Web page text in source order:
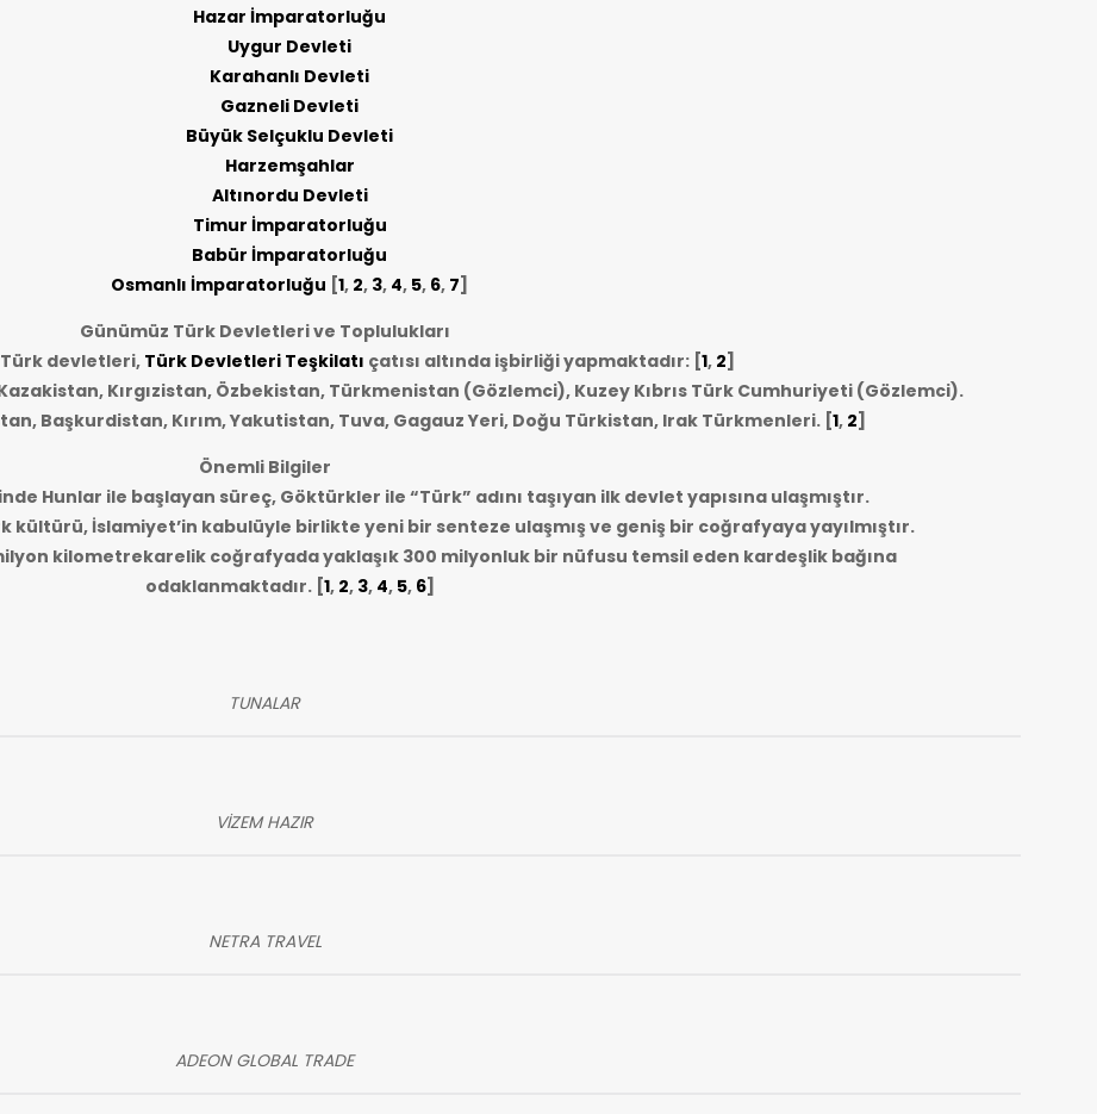
Hazar İmparatorluğu
Uygur Devleti
Karahanlı Devleti
Gazneli Devleti
Büyük Selçuklu Devleti
Harzemşahlar
Altınordu Devleti
Timur İmparatorluğu
Babür İmparatorluğu
Osmanlı İmparatorluğu [1, 2, 3, 4, 5, 6, 7]
Günümüz Türk Devletleri ve Toplulukları
Türk devletleri, Türk Devletleri Teşkilatı çatısı altında işbirliği yapmaktadır: [1, 2]
Kırgızistan, Özbekistan, Türkmenistan (Gözlemci), Kuzey Kıbrıs Türk Cumhuriyeti (Gözlemci).
Başkurdistan, Kırım, Yakutistan, Tuva, Gagauz Yeri, Doğu Türkistan, Irak Türkmenleri.[1, 2]
Önemli Bilgiler
Hunlar ile başlayan süreç, Göktürkler ile “Türk” adını taşıyan ilk devlet yapısına ulaşmıştır.
kültürü, İslamiyet’in kabulüyle birlikte yeni bir senteze ulaşmış ve geniş bir coğrafyaya yayılmıştır.
kilometrekarelik coğrafyada yaklaşık 300 milyonluk bir nüfusu temsil eden kardeşlik bağına
odaklanmaktadır.[1, 2, 3, 4, 5, 6]
TUNALAR
VİZEM HAZIR
NETRA TRAVEL
ADEON GLOBAL TRADE